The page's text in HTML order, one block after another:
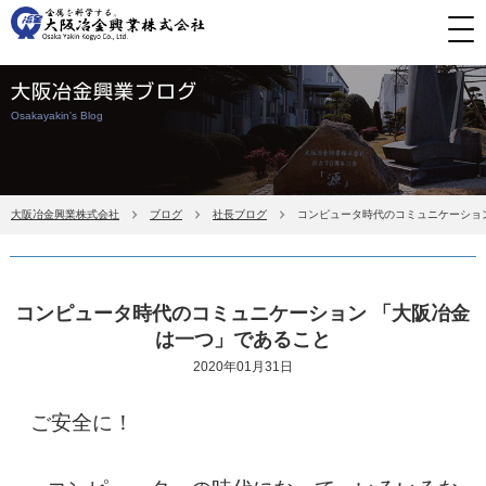
大阪冶金興業ブログ
Osakayakin's Blog
大阪冶金興業株式会社 ブログ 社長ブログ コンピュータ時代のコミュニケーシ
コンピュータ時代のコミュニケーション 「大阪冶金
は一つ」であること
2020年01月31日
ご安全に！